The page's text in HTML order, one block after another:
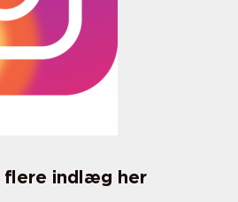
indlæg her